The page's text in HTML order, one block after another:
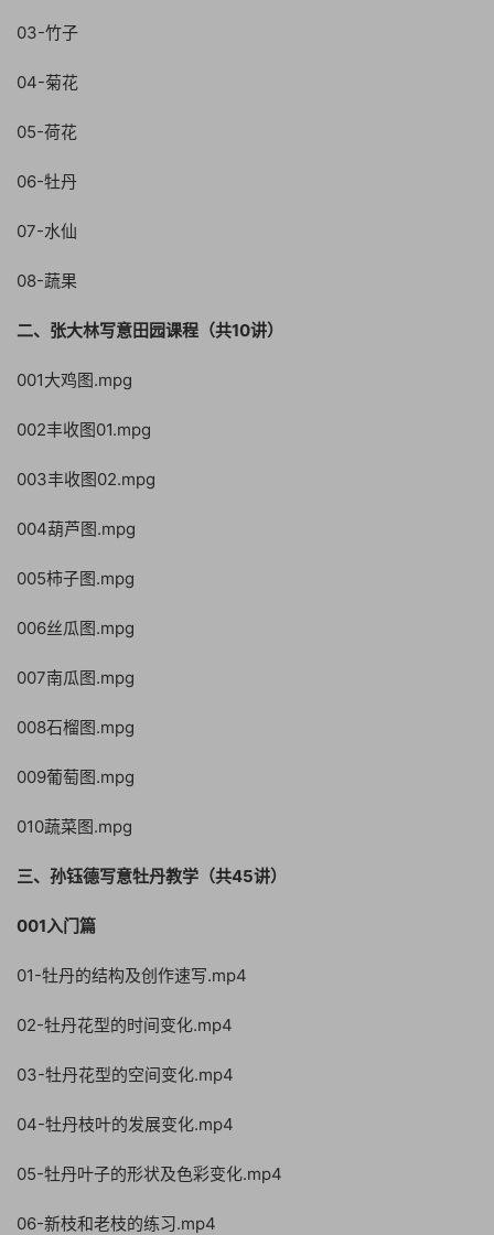
03-竹子
04-菊花
05-荷花
06-牡丹
07-水仙
08-蔬果
二、张大林写意田园课程（共10讲）
001大鸡图.mpg
002丰收图01.mpg
003丰收图02.mpg
004葫芦图.mpg
005柿子图.mpg
006丝瓜图.mpg
007南瓜图.mpg
008石榴图.mpg
009葡萄图.mpg
010蔬菜图.mpg
三、孙钰德写意牡丹教学（共45讲）
001入门篇
01-牡丹的结构及创作速写.mp4
02-牡丹花型的时间变化.mp4
03-牡丹花型的空间变化.mp4
04-牡丹枝叶的发展变化.mp4
05-牡丹叶子的形状及色彩变化.mp4
06-新枝和老枝的练习.mp4